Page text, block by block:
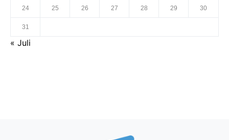
24 25 26 27 28 29 30
31
« Juli